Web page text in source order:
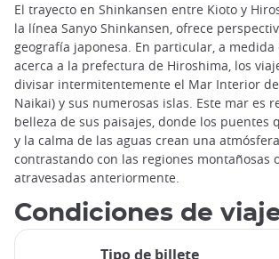
El trayecto en Shinkansen entre Kioto y
la línea Sanyo Shinkansen, ofrece
geografía japonesa. En particular, a
acerca a la prefectura de Hiroshima, los
divisar intermitentemente el Mar Interior de
Naikai) y sus numerosas islas. Este mar es
belleza de sus paisajes, donde los puentes
y la calma de las aguas crean una
contrastando con las regiones montañosas
atravesadas anteriormente.
Condiciones de
Tipo de billete